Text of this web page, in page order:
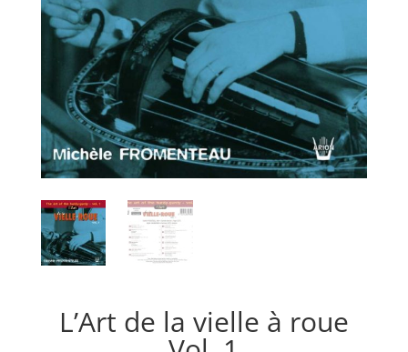
L’Art de la vielle à roue